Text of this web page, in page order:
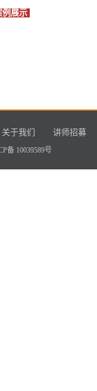
例展示
关于我们 讲师招募
备 10039589号